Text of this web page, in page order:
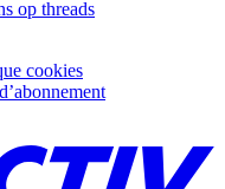
op threads
cookies